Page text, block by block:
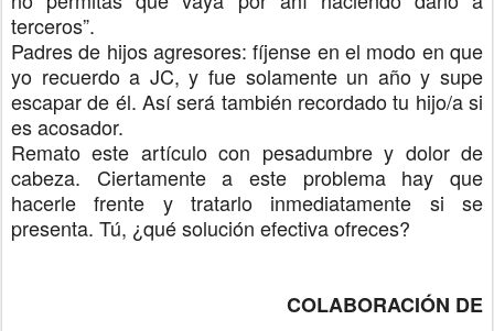
terceros”.
Padres de hijos agresores: fíjense en el modo en que
yo recuerdo a JC, y fue solamente un año y supe
escapar de él. Así será también recordado tu hijo/a si
es acosador.
Remato este artículo con pesadumbre y dolor de
cabeza. Ciertamente a este problema hay que
hacerle frente y tratarlo inmediatamente si se
presenta. Tú, ¿qué solución efectiva ofreces?
COLABORACIÓN DE